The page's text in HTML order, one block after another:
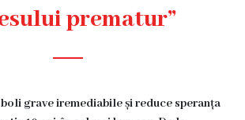
prematur”
grave iremediabile și reduce speranța